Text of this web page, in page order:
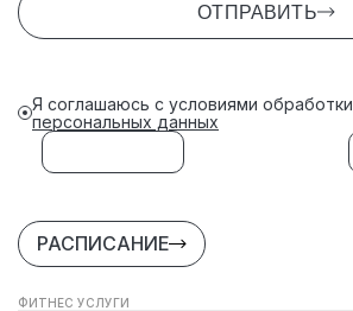
РАСПИСАНИЕ
ФИТНЕС УСЛУГИ
ОТПРАВИТЬ
Я соглашаюсь с условиями обработки
персональных данных